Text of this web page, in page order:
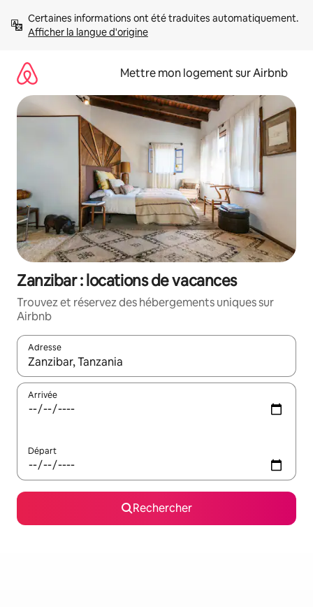
directement
Afficher la langue d'origine
Mettre mon logement sur Airbnb
Zanzibar : locations de vacances
Trouvez et réservez des hébergements uniques sur
Airbnb
Adresse
Lorsque les résultats s'affichent, utilisez les flèches vers le
Arrivée
Départ
Rechercher